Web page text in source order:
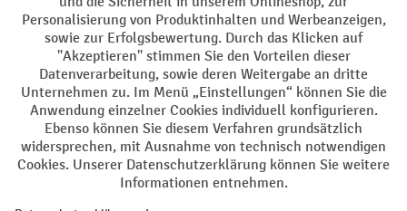
AGB Impressum Datenschutz
Barrierefreiheit Grounding Page Privacy Settings
Alle Preise exkl. gesetzl. Mehrwertsteuer zzgl.Versandkosten und ggf.
Nachnahmegebühren, wenn nicht anders angegeben.